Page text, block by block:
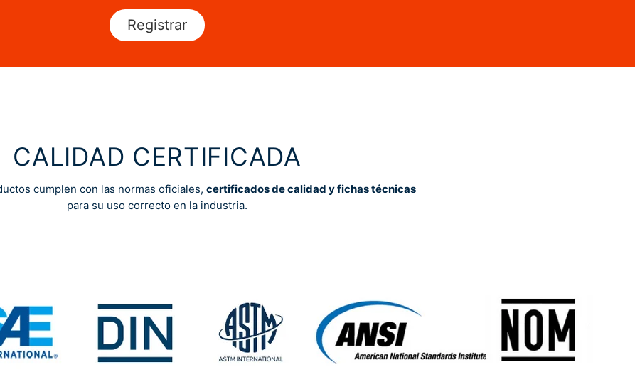
Registrar
CALIDAD CERTIFICADA
cumplen con las normas oficiales,certificados de calidad y fichas técnicas
para su uso correcto en la industria.